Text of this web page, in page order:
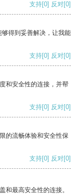
支持[0] 反对[0]
得到妥善解决，让我能
支持[0] 反对[0]
和安全性的连接，并帮
支持[0] 反对[0]
的流畅体验和安全性保
支持[0] 反对[0]
和最高安全性的连接。